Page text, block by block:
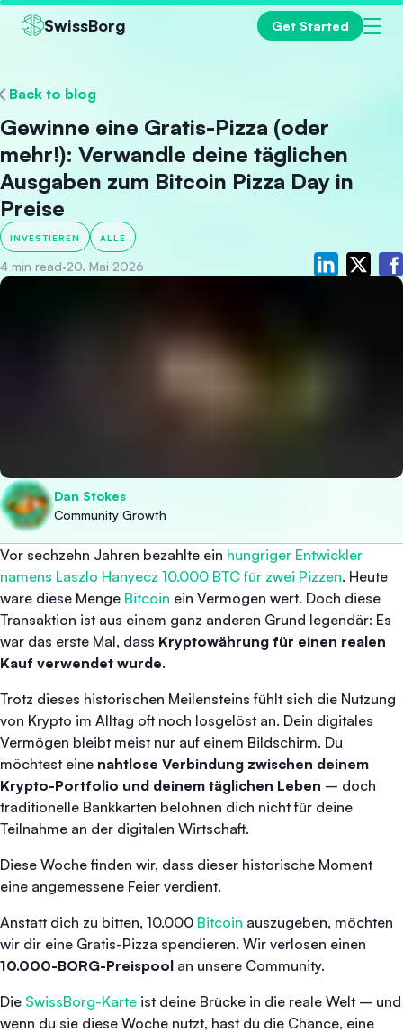
SwissBorg Get Started
Back to blog
Gewinne eine Gratis-Pizza (oder
mehr!): Verwandle deine täglichen
Ausgaben zum Bitcoin Pizza Day in
Preise
INVESTIEREN ALLE
4 min read·20. Mai 2026
Dan Stokes
Community Growth
Vor sechzehn Jahren bezahlte ein hungriger Entwickler
namens Laszlo Hanyecz 10.000 BTC für zwei Pizzen. Heute
wäre diese Menge Bitcoin ein Vermögen wert. Doch diese
Transaktion ist aus einem ganz anderen Grund legendär: Es
war das erste Mal, dass Kryptowährung für einen realen
Kauf verwendet wurde.
Trotz dieses historischen Meilensteins fühlt sich die Nutzung
von Krypto im Alltag oft noch losgelöst an. Dein digitales
Vermögen bleibt meist nur auf einem Bildschirm. Du
möchtest eine nahtlose Verbindung zwischen deinem
Krypto-Portfolio und deinem täglichen Leben – doch
traditionelle Bankkarten belohnen dich nicht für deine
Teilnahme an der digitalen Wirtschaft.
Diese Woche finden wir, dass dieser historische Moment
eine angemessene Feier verdient.
Anstatt dich zu bitten, 10.000 Bitcoin auszugeben, möchten
wir dir eine Gratis-Pizza spendieren. Wir verlosen einen
10.000-BORG-Preispool an unsere Community.
Die SwissBorg-Karte ist deine Brücke in die reale Welt – und
wenn du sie diese Woche nutzt, hast du die Chance, eine